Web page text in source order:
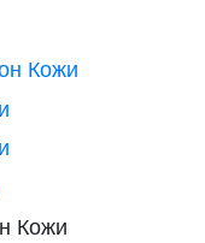
Кожи
Кожи